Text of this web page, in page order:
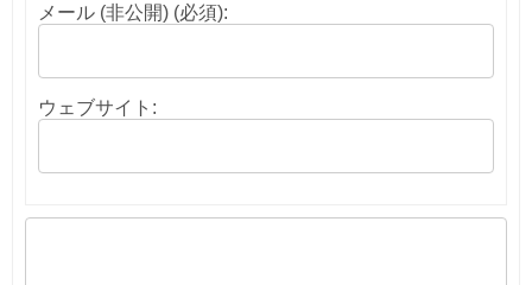
メール (非公開) (必須):
ウェブサイト: